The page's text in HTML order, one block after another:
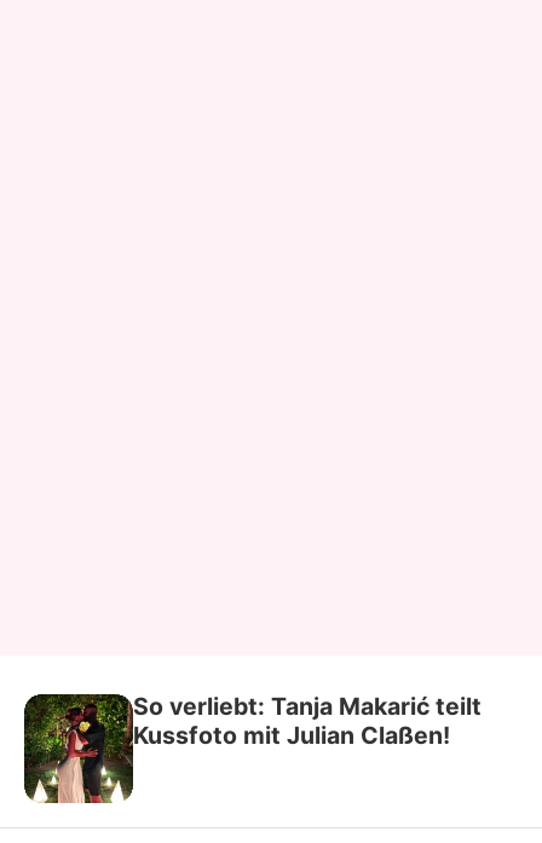
So verliebt: Tanja Makarić teilt
Kussfoto mit Julian Claßen!